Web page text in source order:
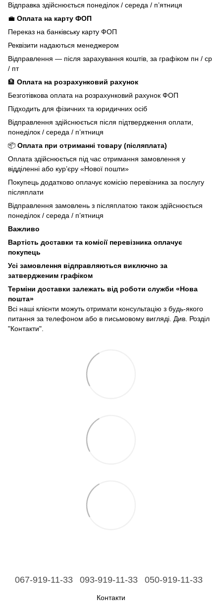
Відправка здійснюється понеділок / середа / п’ятниця
💼 Оплата на карту ФОП
Переказ на банківську карту ФОП
Реквізити надаються менеджером
Відправлення — після зарахування коштів, за графіком пн / ср
/ пт
🏦 Оплата на розрахунковий рахунок
Безготівкова оплата на розрахунковий рахунок ФОП
Підходить для фізичних та юридичних осіб
Відправлення здійснюється після підтвердження оплати,
понеділок / середа / п’ятниця
📦 Оплата при отриманні товару (післяплата)
Оплата здійснюється під час отримання замовлення у
відділенні або кур’єру «Нової пошти»
Покупець додатково оплачує комісію перевізника за послугу
післяплати
Відправлення замовлень з післяплатою також здійснюється
понеділок / середа / п’ятниця
Важливо
Вартість доставки та комісії перевізника оплачує
покупець
Усі замовлення відправляються виключно за
затвердженим графіком
Терміни доставки залежать від роботи служби «Нова
пошта»
Всі наші клієнти можуть отримати консультацію з будь-якого
питання за телефоном або в письмовому вигляді. Див. Розділ
"Контакти".
067-919-11-33 093-919-11-33 050-919-11-33
Контакти